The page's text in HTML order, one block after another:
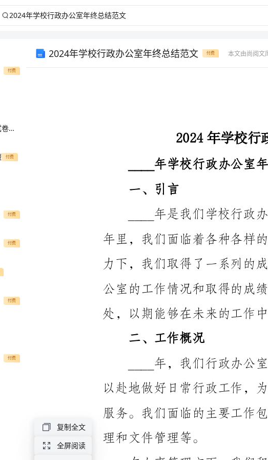
付费
西师大版数学小升初模拟试卷附答案【培优a卷】
付费
付费
付费
付费
付费
2024年学校行政办公室年终总结范文 付费 本文由尚阅文
____年学校行政办公室年终总结
二、工作概况
复制全文
全屏阅读